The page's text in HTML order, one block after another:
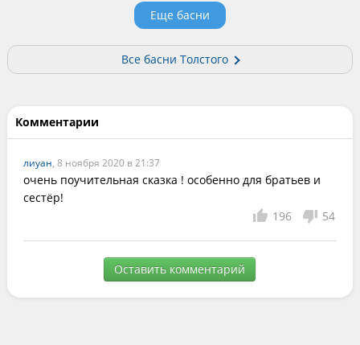
Еще басни
Все басни Толстого
Комментарии
лиуан, 8 ноября 2020 в 21:37
очень поучительная сказка ! особенно для братьев и
сестёр!
196
54
Оставить комментарий